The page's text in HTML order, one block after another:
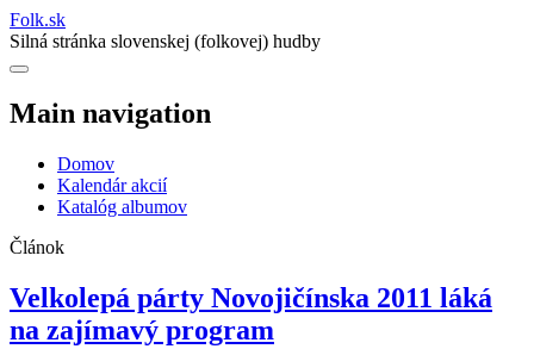
Folk.sk
Silná stránka slovenskej (folkovej) hudby
Main navigation
Domov
Kalendár akcií
Katalóg albumov
Článok
Velkolepá párty Novojičínska 2011 láká
na zajímavý program